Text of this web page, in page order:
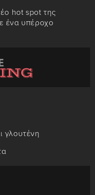
hot spot της
ένα υπέροχο
γλουτένη